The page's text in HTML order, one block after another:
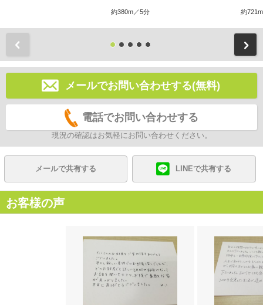
約380m／5分 約
メールでお問い合わせする(無料)
電話でお問い合わせする
現況の確認はお気軽にお問い合わせください。
メールで共有する LINEで共有する
お客様の声